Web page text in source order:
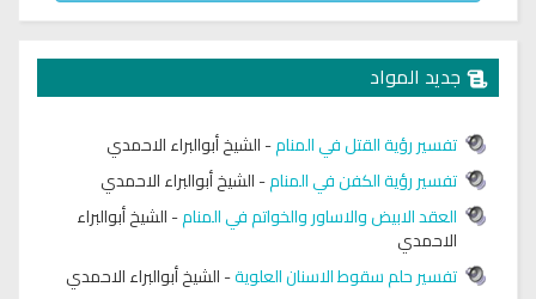
جديد المواد
تفسير رؤية القتل في المنام-الشيخ أبوالبراء الاحمدي
تفسير رؤية الكفن في المنام-الشيخ أبوالبراء الاحمدي
العقد الابيض والاساور والخواتم في المنام-الشيخ أبوالبراء
الاحمدي
تفسير حلم سقوط الاسنان العلوية-الشيخ أبوالبراء الاحمدي